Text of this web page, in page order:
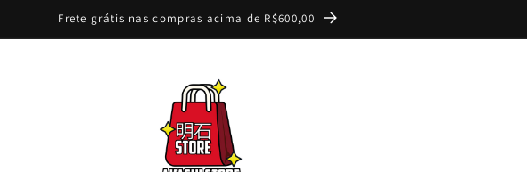
Frete grátis nas compras acima de R$600,00